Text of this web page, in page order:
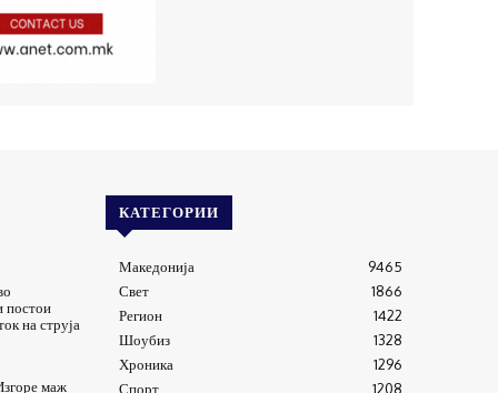
постои
на струја
маж
КАТЕГОРИИ
Македонија
9465
Свет
1866
Регион
1422
Шоубиз
1328
Хроника
1296
Спорт
1208